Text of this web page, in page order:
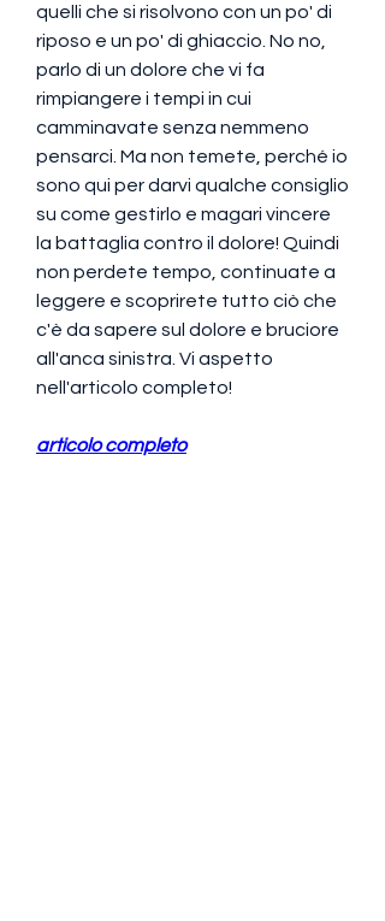
quelli che si risolvono con un po' di
riposo e un po' di ghiaccio. No no,
parlo di un dolore che vi fa
rimpiangere i tempi in cui
camminavate senza nemmeno
pensarci. Ma non temete, perché io
sono qui per darvi qualche consiglio
su come gestirlo e magari vincere
la battaglia contro il dolore! Quindi
non perdete tempo, continuate a
leggere e scoprirete tutto ciò che
c'è da sapere sul dolore e bruciore
all'anca sinistra. Vi aspetto
nell'articolo completo!
articolo completo